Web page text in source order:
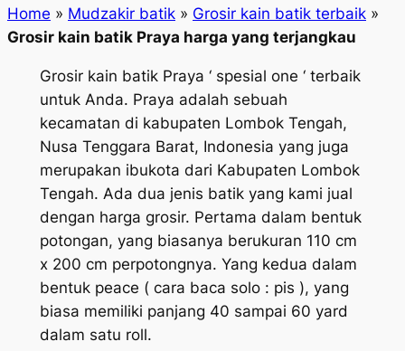
Home » Mudzakir batik » Grosir kain batik terbaik »
Grosir kain batik Praya harga yang terjangkau
Grosir kain batik Praya ‘ spesial one ‘ terbaik
untuk Anda. Praya adalah sebuah
kecamatan di kabupaten Lombok Tengah,
Nusa Tenggara Barat, Indonesia yang juga
merupakan ibukota dari Kabupaten Lombok
Tengah. Ada dua jenis batik yang kami jual
dengan harga grosir. Pertama dalam bentuk
potongan, yang biasanya berukuran 110 cm
x 200 cm perpotongnya. Yang kedua dalam
bentuk peace ( cara baca solo : pis ), yang
biasa memiliki panjang 40 sampai 60 yard
dalam satu roll.